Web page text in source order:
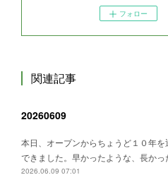
フォロー
関連記事
20260609
本日、オープンからちょうど１０年を
できました。早かったような、長か
2026.06.09 07:01